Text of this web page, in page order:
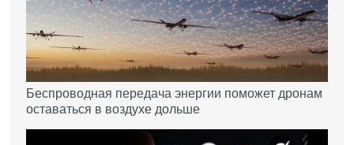
Беспроводная передача энергии поможет дронам
оставаться в воздухе дольше